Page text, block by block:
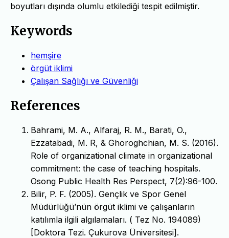
boyutları dışında olumlu etkilediği tespit edilmiştir.
Keywords
hemşire
örgüt iklimi
Çalışan Sağlığı ve Güvenliği
References
Bahrami, M. A., Alfaraj, R. M., Barati, O.,
Ezzatabadi, M. R, & Ghoroghchian, M. S. (2016).
Role of organizational climate in organizational
commitment: the case of teaching hospitals.
Osong Public Health Res Perspect, 7(2):96-100.
Bilir, P. F. (2005). Gençlik ve Spor Genel
Müdürlüğü’nün örgüt iklimi ve çalışanların
katılımla ilgili algılamaları. ( Tez No. 194089)
[Doktora Tezi. Çukurova Üniversitesi].